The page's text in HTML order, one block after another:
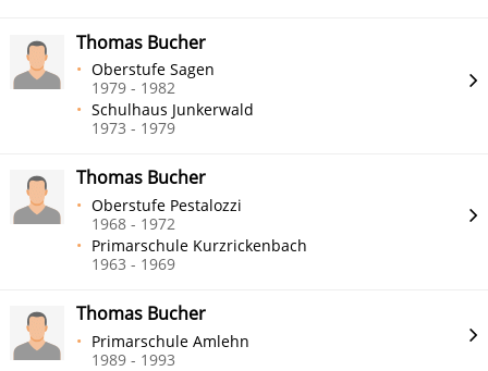
Thomas Bucher
Oberstufe Sagen
1979 - 1982
Schulhaus Junkerwald
1973 - 1979
Thomas Bucher
Oberstufe Pestalozzi
1968 - 1972
Primarschule Kurzrickenbach
1963 - 1969
Thomas Bucher
Primarschule Amlehn
1989 - 1993